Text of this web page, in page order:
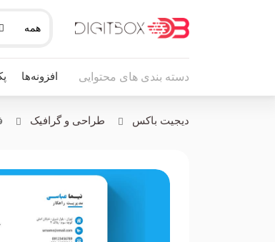
همه
دسته بندی های محتوایی افزونه‌ها
دیجیت باکس طراحی و گرافیک